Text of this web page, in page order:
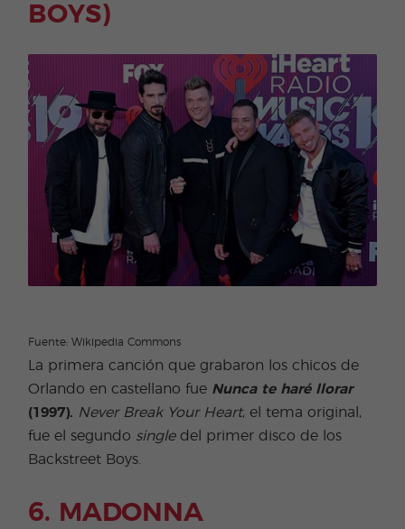
BOYS)
Fuente: Wikipedia Commons
La primera canción que grabaron los chicos de
Orlando en castellano fue Nunca te haré llorar
(1997). Never Break Your Heart, el tema original,
fue el segundo singledel primer disco de los
Backstreet Boys.
6. MADONNA